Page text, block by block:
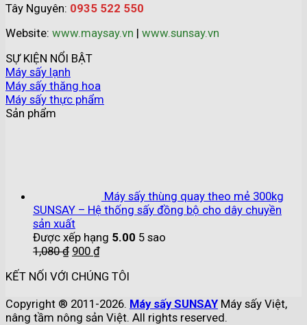
Tây Nguyên: 0935 522 550
Website: www.maysay.vn | www.sunsay.vn
SỰ KIỆN NỔI BẬT
Máy sấy lạnh
Máy sấy thăng hoa
Máy sấy thực phẩm
Sản phẩm
Máy sấy thùng quay theo mẻ 300kg
SUNSAY – Hệ thống sấy đồng bộ cho dây chuyền
sản xuất
Được xếp hạng 5.00 5 sao
1,080₫ 900 ₫
KẾT NỐI VỚI CHÚNG TÔI
Copyright ® 2011-2026. Máy sấy SUNSAY Máy sấy Việt,
nâng tầm nông sản Việt. All rights reserved.